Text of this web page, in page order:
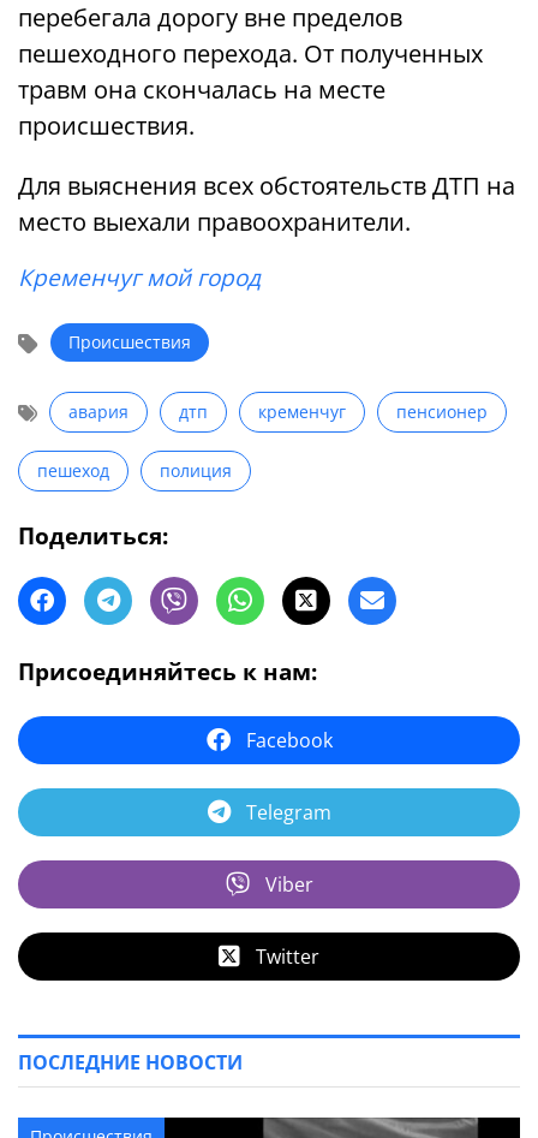
перебегала дорогу вне пределов
пешеходного перехода. От полученных
травм она скончалась на месте
происшествия.
Для выяснения всех обстоятельств ДТП на
место выехали правоохранители.
Кременчуг мой город
Происшествия
авария дтп кременчуг пенсионер
пешеход полиция
Поделиться:
Присоединяйтесь к нам:
Facebook
Telegram
Viber
Twitter
ПОСЛЕДНИЕ НОВОСТИ